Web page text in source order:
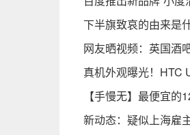
下半旗致哀的由来是
网友晒视频：英国酒
真机外观曝光！HTC
【手慢无】最便宜
新动态：疑似上海雇